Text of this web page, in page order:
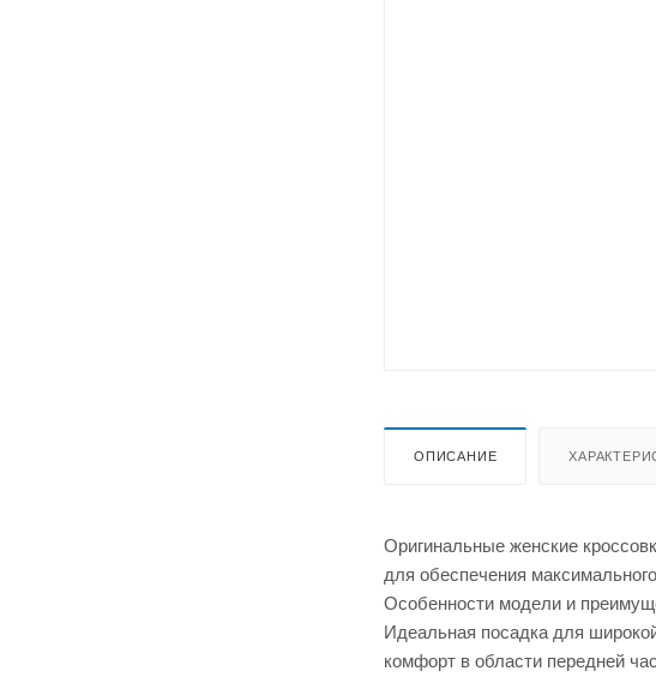
ОПИСАНИЕ
Оригинальные женские
для обеспечения
Особенности модели и
Идеальная посадка для
комфорт в области передней